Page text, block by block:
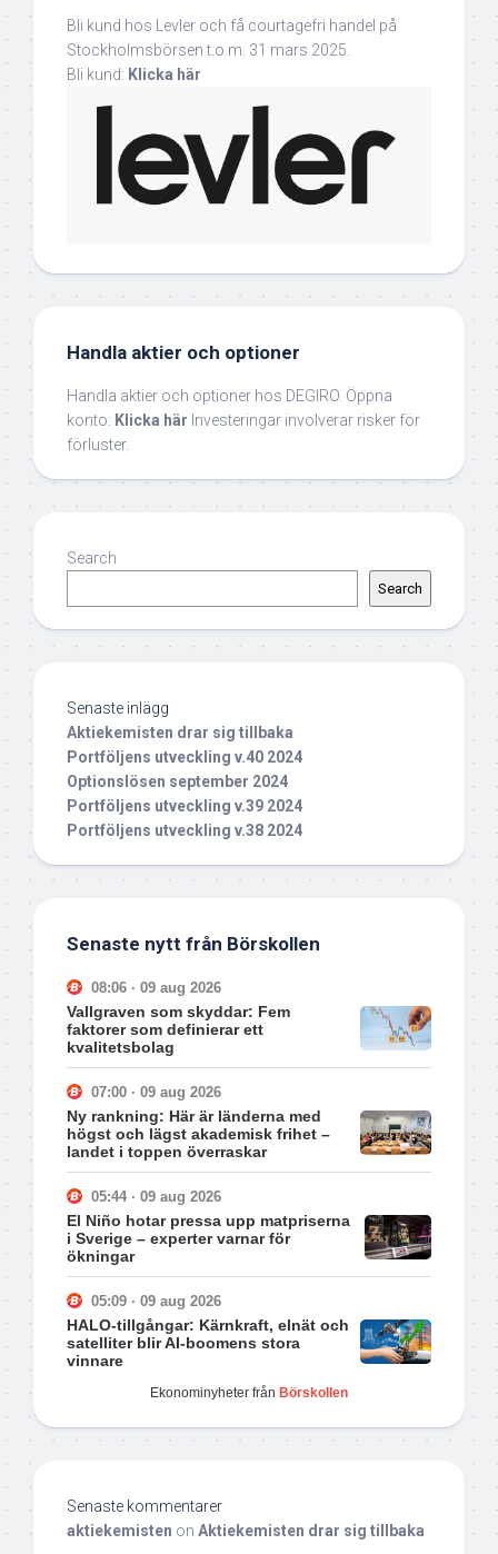
Bli kund hos Levler och få courtagefri handel på
Stockholmsbörsen t.o.m. 31 mars 2025.
Bli kund: Klicka här
Handla aktier och optioner
Handla aktier och optioner hos DEGIRO. Öppna
konto: Klicka här Investeringar involverar risker för
förluster.
Search
Search
Senaste inlägg
Aktiekemisten drar sig tillbaka
Portföljens utveckling v.40 2024
Optionslösen september 2024
Portföljens utveckling v.39 2024
Portföljens utveckling v.38 2024
Senaste nytt från Börskollen
08:06 · 09 aug 2026
Vallgraven som skyddar: Fem
faktorer som definierar ett
kvalitetsbolag
07:00 · 09 aug 2026
Ny rankning: Här är länderna med
högst och lägst akademisk frihet –
landet i toppen överraskar
05:44 · 09 aug 2026
El Niño hotar pressa upp matpriserna
i Sverige – experter varnar för
ökningar
05:09 · 09 aug 2026
HALO-tillgångar: Kärnkraft, elnät och
satelliter blir AI-boomens stora
vinnare
Ekonominyheter från Börskollen
Senaste kommentarer
aktiekemisten on Aktiekemisten drar sig tillbaka